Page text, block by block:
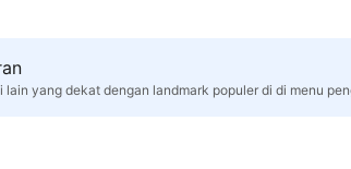
yang dekat dengan landmark populer di di menu